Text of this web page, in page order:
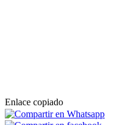
Enlace copiado